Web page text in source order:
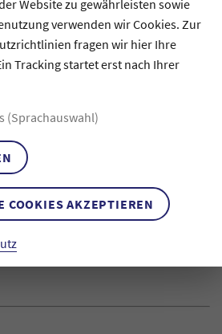
Website zu gewährleisten sowie
verwenden wir Cookies. Zur
fragen wir hier Ihre
Tracking startet erst nach Ihrer
(Sprachauswahl)
COOKIES AKZEPTIEREN
BILD1 /151 VORHERIGES
wir Gemeinschaft?"
2022 fand unser alljährliches
mit rund 90
dies endlich wieder in der
See! Nach gelungenen
in den letzten zwei
über echte Begegnungen und